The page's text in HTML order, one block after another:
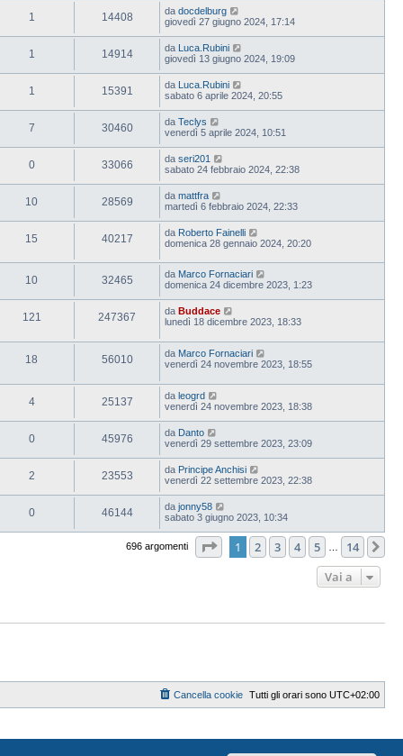
1 14408 da docdelburg
giovedì 27 giugno 2024, 17:14
1 14914 da Luca.Rubini
giovedì 13 giugno 2024, 19:09
1 15391 da Luca.Rubini
sabato 6 aprile 2024, 20:55
7 30460 da Teclys
venerdì 5 aprile 2024, 10:51
0 33066 da seri201
sabato 24 febbraio 2024, 22:38
10 28569 da mattfra
martedì 6 febbraio 2024, 22:33
15 40217 da Roberto Fainelli
domenica 28 gennaio 2024, 20:20
10 32465 da Marco Fornaciari
domenica 24 dicembre 2023, 1:23
121 247367 da Buddace
lunedì 18 dicembre 2023, 18:33
18 56010 da Marco Fornaciari
venerdì 24 novembre 2023, 18:55
4 25137 da leogrd
venerdì 24 novembre 2023, 18:38
0 45976 da Danto
venerdì 29 settembre 2023, 23:09
2 23553 da Principe Anchisi
venerdì 22 settembre 2023, 22:38
0 46144 da jonny58
sabato 3 giugno 2023, 10:34
696 argomenti Pagina1 di
1 2 3 4 5 14
Vai a
Tutti gli orari sono UTC+02:00
Cancella cookie